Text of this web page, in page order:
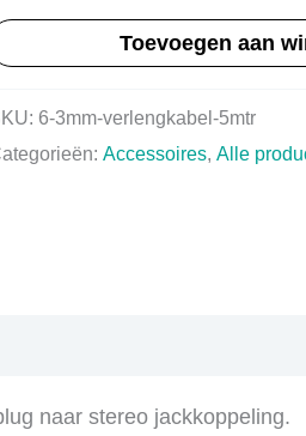
Toevoegen aan
6-3mm-verlengkabel-5mtr
Accessoires,Alle
naar stereo jackkoppeling.